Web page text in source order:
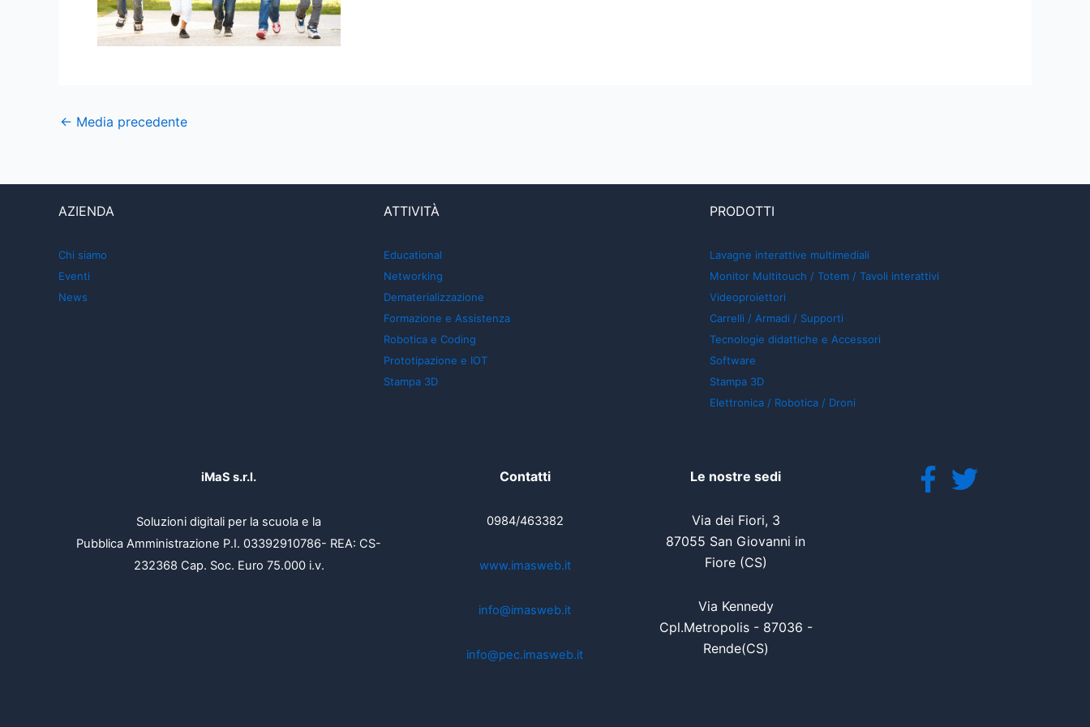
← Media precedente
AZIENDA
Chi siamo
Eventi
News
ATTIVITÀ
Educational
Networking
Dematerializzazione
Formazione e Assistenza
Robotica e Coding
Prototipazione e IOT
Stampa 3D
PRODOTTI
Lavagne interattive multimediali
Monitor Multitouch / Totem / Tavoli interattivi
Videoproiettori
Carrelli / Armadi / Supporti
Tecnologie didattiche e Accessori
Software
Stampa 3D
Elettronica / Robotica / Droni
iMaS s.r.l.
Soluzioni digitali per la scuola e la
Pubblica Amministrazione P.I. 03392910786- REA: CS-
232368 Cap. Soc. Euro 75.000 i.v.
Contatti
0984/463382
www.imasweb.it
info@imasweb.it
info@pec.imasweb.it
Le nostre sedi
Via dei Fiori, 3
87055 San Giovanni in
Fiore (CS)
Via Kennedy
Cpl.Metropolis - 87036 -
Rende(CS)